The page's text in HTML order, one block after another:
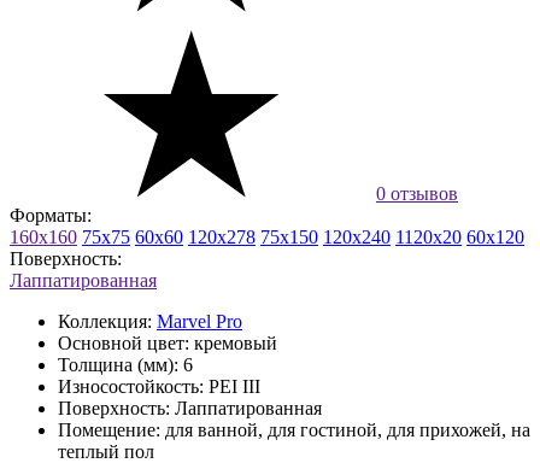
0 отзывов
Форматы:
160x160 75x75 60x60 120x278 75x150 120x240 1120x20 60x120
Поверхность:
Лаппатированная
Коллекция: Marvel Pro
Основной цвет: кремовый
Толщина (мм): 6
Износостойкость: PEI III
Поверхность: Лаппатированная
Помещение: для ванной, для гостиной, для прихожей, на
теплый пол